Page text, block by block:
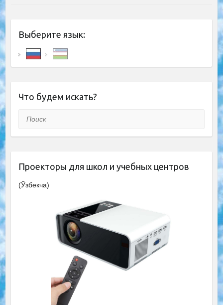
Выберите язык:
Что будем искать?
Поиск
Проекторы для школ и учебных центров
(Ўзбекча)